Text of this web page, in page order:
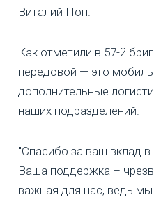
Виталий Поп.
Как отметили в 57-й
передовой — это
дополнительные
наших подразделений.
"Спасибо за ваш вклад
Ваша поддержка –
важная для нас, ведь